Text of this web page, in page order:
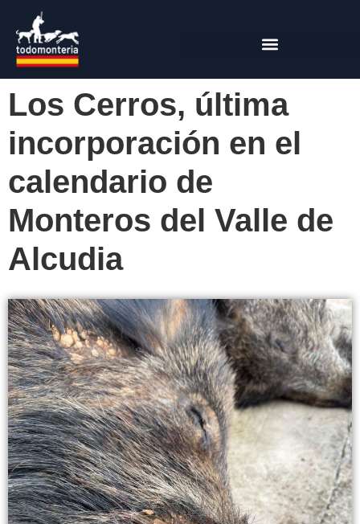
Los Cerros, última
incorporación en el
calendario de
Monteros del Valle de
Alcudia